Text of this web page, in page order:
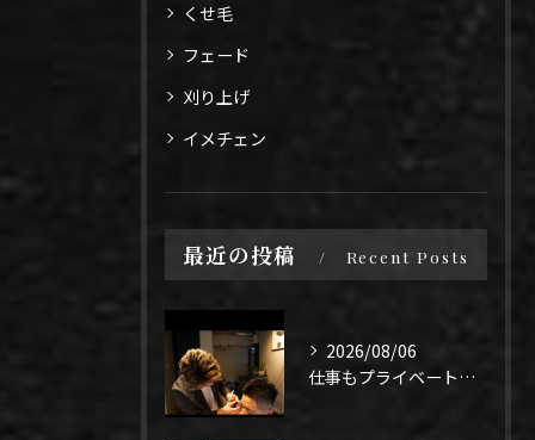
くせ毛
フェード
刈り上げ
イメチェン
最近の投稿 Recent Posts
2026/08/06
仕事もプライベートも上手く1年、になるよう頑張りたい！